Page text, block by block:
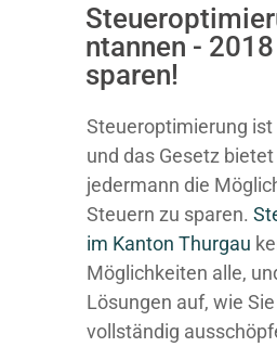
ntannen -
sparen!
Steueroptimierung ist
und das Gesetz
jedermann die
Steuern zu sparen.
im K anton Thurgau
Möglichkeiten alle,
Lösungen auf, wie
vollständig